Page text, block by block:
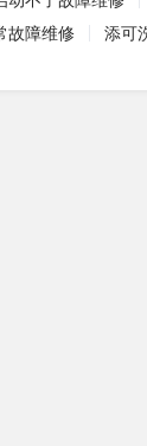
故障维修
添可